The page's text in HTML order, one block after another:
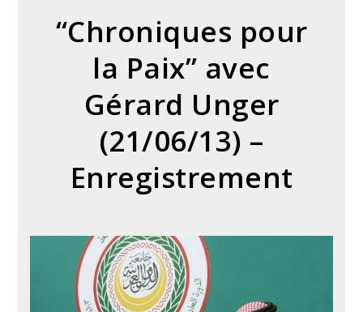
“Chroniques pour
la Paix” avec
Gérard Unger
(21/06/13) –
Enregistrement